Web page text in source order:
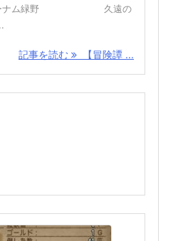
レーナム緑野 久遠の
記事を読む 【冒険譚 ...